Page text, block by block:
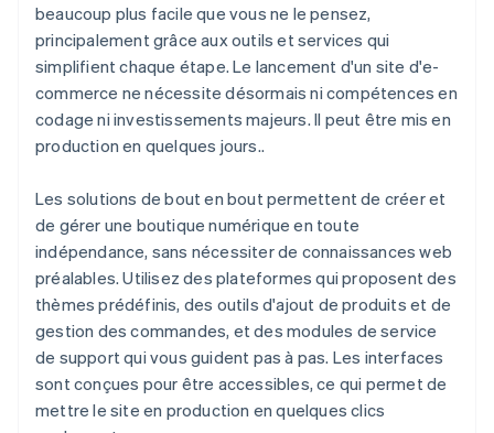
beaucoup plus facile que vous ne le pensez,
principalement grâce aux outils et services qui
simplifient chaque étape. Le lancement d'un site d'e-
commerce ne nécessite désormais ni compétences en
codage ni investissements majeurs. Il peut être mis en
production en quelques jours..
Les solutions de bout en bout permettent de créer et
de gérer une boutique numérique en toute
indépendance, sans nécessiter de connaissances web
préalables. Utilisez des plateformes qui proposent des
thèmes prédéfinis, des outils d'ajout de produits et de
gestion des commandes, et des modules de service
de support qui vous guident pas à pas. Les interfaces
sont conçues pour être accessibles, ce qui permet de
mettre le site en production en quelques clics